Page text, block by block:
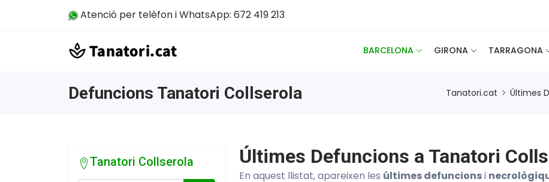
Atenció per telèfon i WhatsApp: 672 419 213
BARCELONA GIRONA TARRAGONA
Defuncions Tanatori Collserola Tanatori.cat Últimes
Tanatori Collserola Últimes Defuncions a Tanatori
En aquest llistat, apareixen les últimes defuncionsi